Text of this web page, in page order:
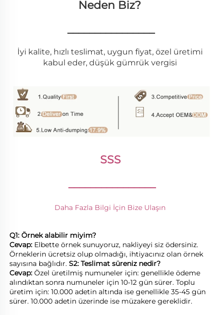
Neden Biz?
________________
İyi kalite, hızlı teslimat, uygun fiyat, özel üretimi
kabul eder, düşük gümrük vergisi
SSS
________________
Daha Fazla Bilgi İçin Bize Ulaşın
Q1: Örnek alabilir miyim?
Cevap: Elbette örnek sunuyoruz, nakliyeyi siz ödersiniz.
Örneklerin ücretsiz olup olmadığı, ihtiyacınız olan örnek
sayısına bağlıdır. S2: Teslimat süreniz nedir?
Cevap: Özel üretilmiş numuneler için: genellikle ödeme
alındıktan sonra numuneler için 10-12 gün sürer. Toplu
üretim için: 10.000 adetin altında ise genellikle 35-45 gün
sürer. 10.000 adetin üzerinde ise müzakere gereklidir.